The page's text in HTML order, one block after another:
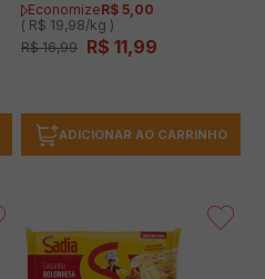
EconomizeR$ 5,00
( R$ 19,98/kg )
R$ 16,99 R$ 11,99
ADICIONAR AO CARRINHO